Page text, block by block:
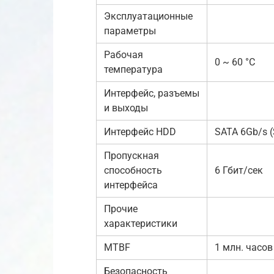
Эксплуатационные
параметры
Рабочая
температура
0 ~ 60 °C
Интерфейс, разъемы
и выходы
Интерфейс HDD SATA 6Gb/s
Пропускная
способность
интерфейса
6 Гбит/сек
Прочие
характеристики
MTBF 1 млн. часов
Безопасность